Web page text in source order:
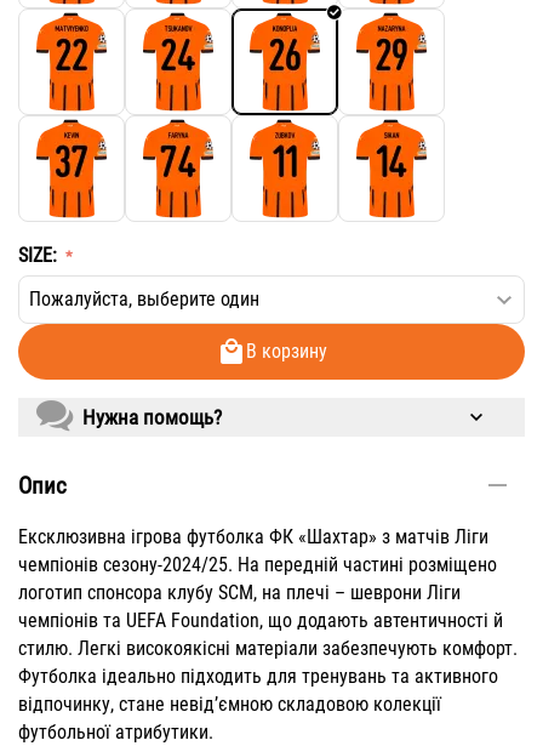
SIZE:
В корзину
Нужна помощь?
Опис
Ексклюзивна ігрова футболка ФК «Шахтар» з матчів Ліги
чемпіонів сезону-2024/25. На передній частині розміщено
логотип спонсора клубу SCM, на плечі – шеврони Ліги
чемпіонів та UEFA Foundation, що додають автентичності й
стилю. Легкі високоякісні матеріали забезпечують комфорт.
Футболка ідеально підходить для тренувань та активного
відпочинку, стане невід’ємною складовою колекції
футбольної атрибутики.